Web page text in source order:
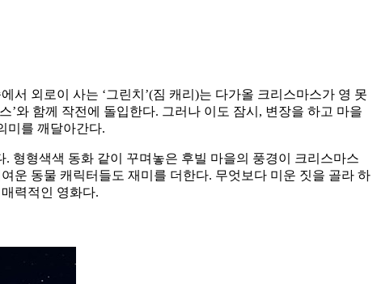
외로이 사는 ‘그린치’(짐 캐리)는 다가올 크리스마스가 영 못
와 함께 작전에 돌입한다. 그러나 이도 잠시, 변장을 하고 마을
미를 깨달아간다.
형형색색 동화 같이 꾸며놓은 후빌 마을의 풍경이 크리스마스
운 동물 캐릭터들도 재미를 더한다. 무엇보다 미운 짓을 골라 하
력적인 영화다.